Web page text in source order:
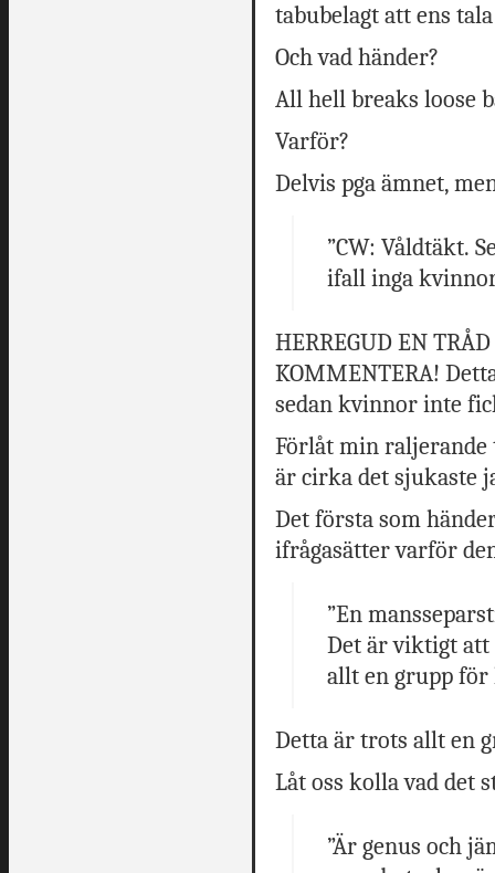
tabubelagt att ens
Och vad händer?
All hell breaks loose
Varför?
Delvis pga ämnet,
”CW: Våldtäkt.
ifall inga
HERREGUD EN
KOMMENTERA!
sedan kvinnor inte
Förlåt min raljerande
är cirka det sjukaste
Det första som
ifrågasätter varför
”En
Det är viktigt att
allt en grupp för
Detta är trots allt en
Låt oss kolla vad det
”Är genus och